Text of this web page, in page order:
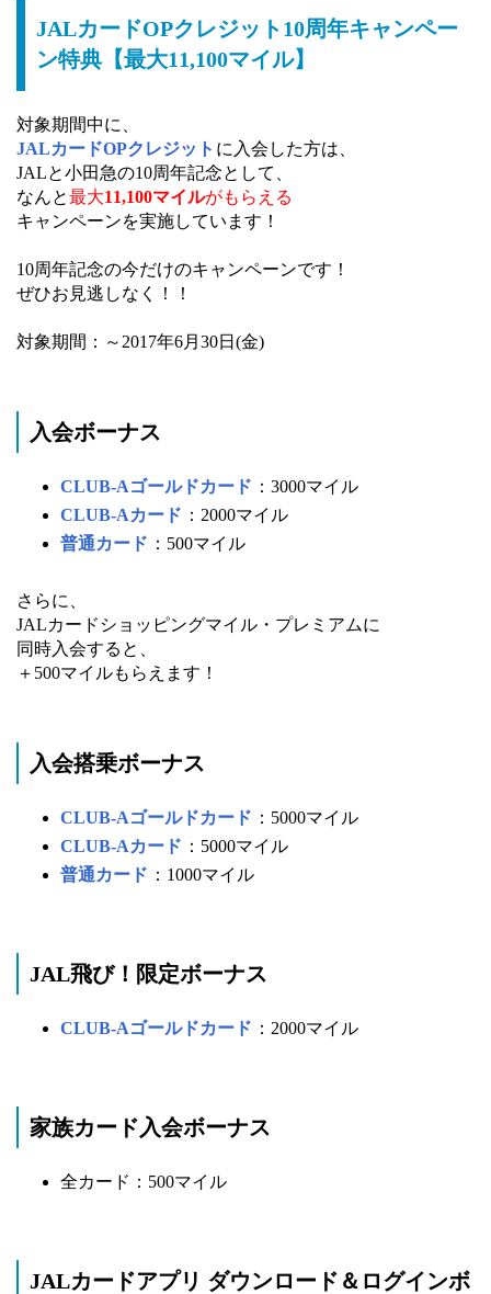
JALカードOPクレジット10周年キャンペー
ン特典【最大11,100マイル】
対象期間中に、
JALカードOPクレジット に入会した方は、
JALと小田急の10周年記念として、
なんと最大11,100マイルがもらえる
キャンペーンを実施しています！
10周年記念の今だけのキャンペーンです！
ぜひお見逃しなく！！
対象期間：～2017年6月30日(金)
入会ボーナス
CLUB-Aゴールドカード ：3000マイル
CLUB-Aカード ：2000マイル
普通カード ：500マイル
さらに、
JALカードショッピングマイル・プレミアムに
同時入会すると、
＋500マイルもらえます！
入会搭乗ボーナス
CLUB-Aゴールドカード ：5000マイル
CLUB-Aカード ：5000マイル
普通カード ：1000マイル
JAL飛び！限定ボーナス
CLUB-Aゴールドカード ：2000マイル
家族カード入会ボーナス
全カード：500マイル
JALカードアプリ ダウンロード＆ログインボ